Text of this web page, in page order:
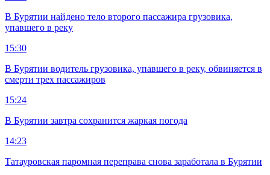
В Бурятии найдено тело второго пассажира грузовика,
упавшего в реку
15:30
В Бурятии водитель грузовика, упавшего в реку, обвиняется в
смерти трех пассажиров
15:24
В Бурятии завтра сохранится жаркая погода
14:23
Татауровская паромная переправа снова заработала в Бурятии